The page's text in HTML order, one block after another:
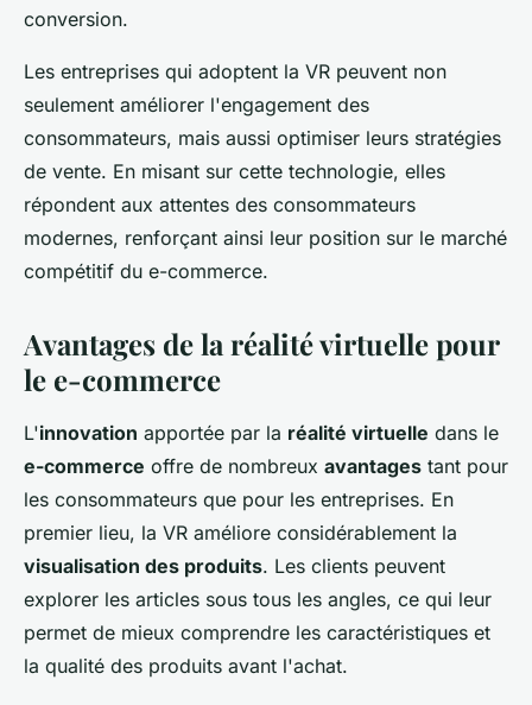
conversion.
Les entreprises qui adoptent la VR peuvent non
seulement améliorer l'engagement des
consommateurs, mais aussi optimiser leurs stratégies
de vente. En misant sur cette technologie, elles
répondent aux attentes des consommateurs
modernes, renforçant ainsi leur position sur le marché
compétitif du e-commerce.
Avantages de la réalité virtuelle pour
le e-commerce
L'innovation apportée par la réalité virtuelle dans le
e-commerce offre de nombreux avantages tant pour
les consommateurs que pour les entreprises. En
premier lieu, la VR améliore considérablement la
visualisation des produits. Les clients peuvent
explorer les articles sous tous les angles, ce qui leur
permet de mieux comprendre les caractéristiques et
la qualité des produits avant l'achat.